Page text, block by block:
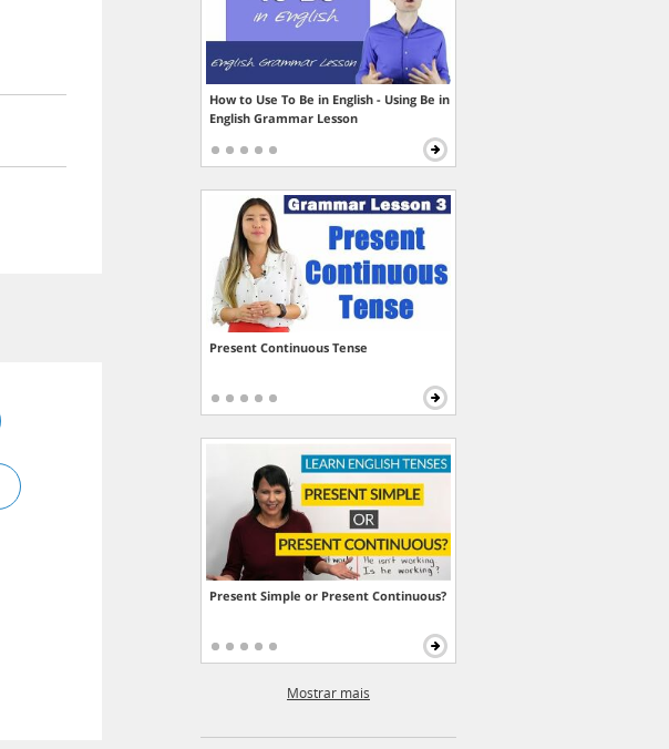
How to Use To Be in English - Using Be in
English Grammar Lesson
Present Continuous Tense
Present Simple or Present Continuous?
Mostrar mais